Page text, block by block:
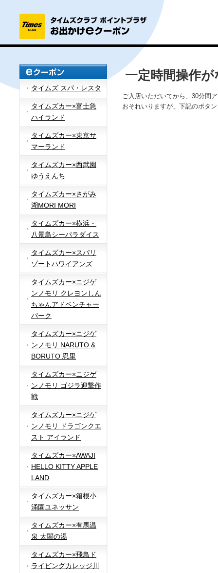
タイムズ スパ・レスタ
タイムズカー×富士急
ハイランド
タイムズカー×東京サ
マーランド
タイムズカー×西武園
ゆうえんち
タイムズカー×さがみ
湖MORI MORI
タイムズカー×横浜・
八景島シーパラダイス
タイムズカー×スパリ
ゾートハワイアンズ
タイムズカー×ニジゲ
ンノモリ クレヨンしん
ちゃんアドベンチャー
パーク
タイムズカー×ニジゲ
ンノモリ NARUTO &
BORUTO 忍里
タイムズカー×ニジゲ
ンノモリ ゴジラ迎撃作
戦
タイムズカー×ニジゲ
ンノモリ ドラゴンクエ
スト アイランド
タイムズカー×AWAJI
HELLO KITTY APPLE
LAND
タイムズカー×箱根小
涌園ユネッサン
タイムズカー×有馬温
泉 太閤の湯
タイムズカー×飛鳥ド
ライビングカレッジ川
一定時間操作
ご入店いただいてから、30分間
おそれいりますが、下記のボタ